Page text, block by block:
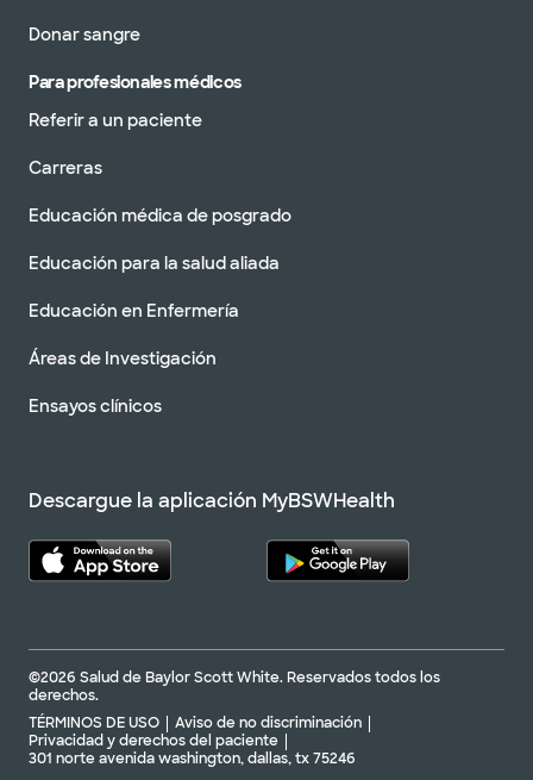
Donar sangre
Para profesionales médicos
Referir a un paciente
Carreras
Educación médica de posgrado
Educación para la salud aliada
Educación en Enfermería
Áreas de Investigación
Ensayos clínicos
Descargue la aplicación MyBSWHealth
©2026 Salud de Baylor Scott White. Reservados todos los
derechos.
TÉRMINOS DE USO
Aviso de no discriminación
Privacidad y derechos del paciente
301 norte avenida washington, dallas, tx 75246